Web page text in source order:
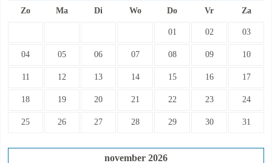
Zo Ma Di Wo Do Vr Za
01 02 03
04 05 06 07 08 09 10
11 12 13 14 15 16 17
18 19 20 21 22 23 24
25 26 27 28 29 30 31
november 2026